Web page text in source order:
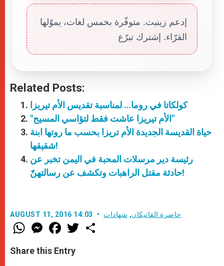
إدعم زينيت. متوفّرة بخمس لغات، يموّلها
القرّاء. إشترك تبرّع
Related Posts:
كولكاتا في روما… لمناسبة تقديس الأم تيريزا
"الأم تيريزا عاشت فقط لتؤاسي المسيح"
حياة القديسة الجديدة الأم تريزا بحسب ما روتها ابنة
شقيقها!
رئيسة دير مرسلات المحبة في اليمن تخبر عن
حادثة مقتل الراهبات وتكشف عن رسالتهنّ!
AUGUST 11, 2016 14:03 حاضرة الفاتيكان, شهادات
W
h
t
s
M
e
s
e
F
a
e
b
w
Share this Entry